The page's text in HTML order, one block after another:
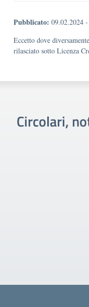
Pubblicato: 09.02.2024 -
Eccetto dove
rilasciato sotto Licenza
Circolari,